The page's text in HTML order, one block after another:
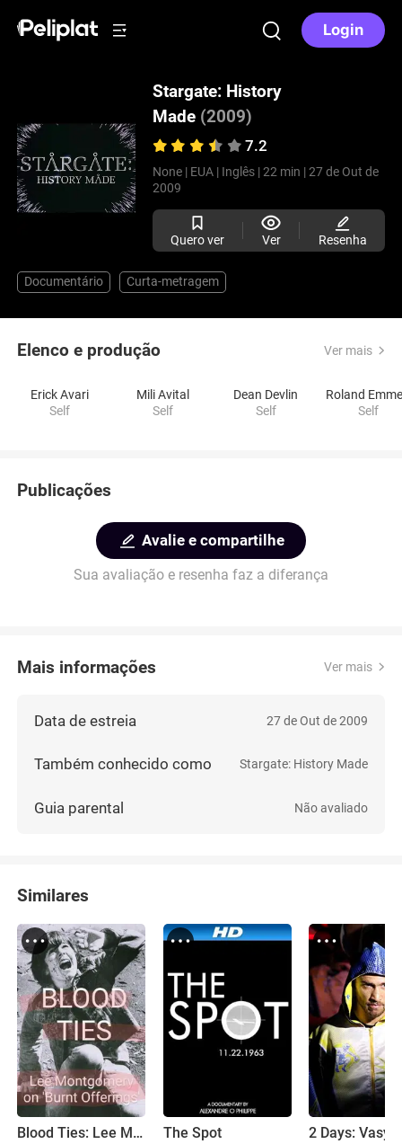
Login
Stargate: History
Made (2009)
7.2
None | EUA | Inglês | 22 min | 27 de Out de
2009
Quero ver Ver Resenha
Documentário Curta-metragem
Elenco e produção Ver mais
Erick Avari
Self
Mili Avital
Self
Dean Devlin
Self
Self
Publicações
Avalie e compartilhe
Sua avaliação e resenha faz a diferança
Mais informações Ver mais
Data de estreia 27 de Out de 2009
Também conhecido como Stargate: History Made
Guia parental Não avaliado
Similares
Blood Ties: Lee Montgomery on 'Burnt Offerings' The Spot